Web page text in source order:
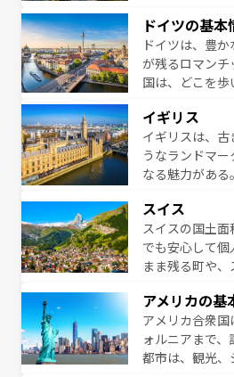
無形文化遺産
いラベンダー
り、どの街角
ドイツの基
ドイツは、豊
が残るロマン
国は、どこを
ら地元の人と過ご
イツ情報はコン
イギリス
イギリスは、
うなランドマ
なる魅力があ
お、新着のイギ
スイス
スイスの国土
でも安心して
まま残る町や
ービスもあり、
のスイス情報は
アメリカの基
アメリカ合衆
ォルニアまで
都市は、観光